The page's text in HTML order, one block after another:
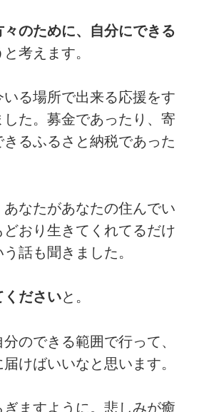
のために、自分にできる
と考えます。
いる場所で出来る応援をす
た。募金であったり、寄
るふるさと納税であった
なたがあなたの住んでい
おり生きてくれてるだけ
話も聞きました。
くださいと。
のできる範囲で行って、
けばいいなと思います。
ぎますように。悲しみが癒